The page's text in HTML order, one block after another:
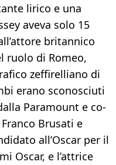
lirico e una
aveva solo 15
britannico
ruolo di Romeo,
zeffirelliano di
erano sconosciuti
Paramount e co-
Brusati e
all’Oscar per il
Oscar, e l’attrice